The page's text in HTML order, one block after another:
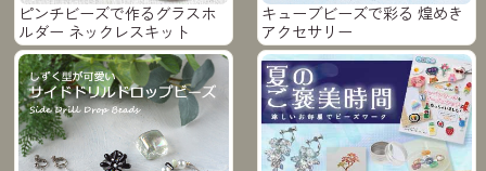
ピンチビーズで作るグラスホ
ルダー ネックレスキット
キューブビーズで彩る 煌めき
アクセサリー